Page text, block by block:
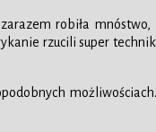
robiła
rzucili super